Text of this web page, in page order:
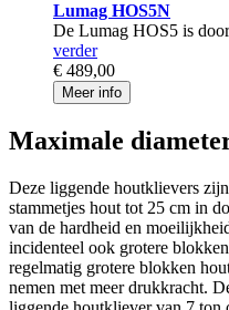
Lumag HOS5N
De Lumag HOS5 is
verder
€ 489,00
Meer info
Maximale
Deze liggende houtklievers
stammetjes hout tot 25 cm in
van de hardheid en
incidenteel ook grotere
regelmatig grotere blokken
nemen met meer drukkracht.